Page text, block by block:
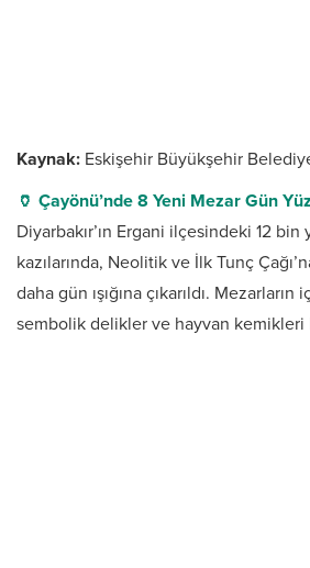
Kaynak: Eskişehir Büyükşehir
🏺 Çayönü’nde 8 Yeni Mezar Gün
Diyarbakır’ın Ergani ilçesindeki 12 bin
kazılarında, Neolitik ve İlk Tunç
daha gün ışığına çıkarıldı.
sembolik delikler ve hayvan kemikleri